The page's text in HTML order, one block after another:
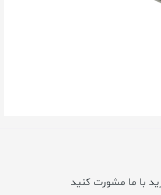
با ما مشورت کنید